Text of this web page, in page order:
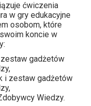
ćwiczenia
w gry edukacyjne
osobom, które
koncie w
gadżetów
i zestaw gadżetów
Wiedzy.